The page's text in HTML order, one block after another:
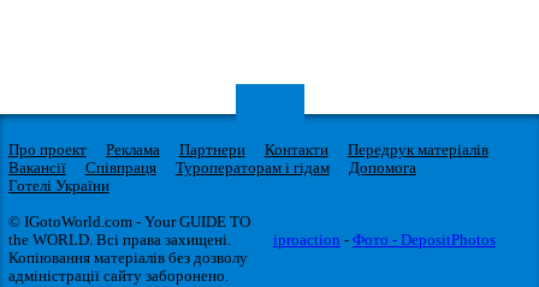
Про проект Реклама Партнери Контакти
Передрук матеріалів
Вакансії
Співпраця Туроператорам і гідам
Допомога
Готелі України
© IGotoWorld.com - Your GUIDE TO
the WORLD. Всі права захищені.
Копіювання матеріалів без дозволу
адміністрації сайту заборонено.
iproaction - Фото - DepositPhotos